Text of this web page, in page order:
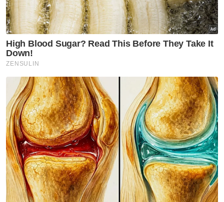
Artikel Disyorkan
Utara
Bukit Malut bukan 'port'
Rohingya - Penduduk
Utara
92 peratus penduduk Bukit
Malut miliki MyKad, bukan
penempatan Rohingya
Utara